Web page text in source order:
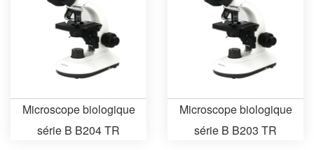
Microscope biologique
série B B204 TR
Microscope biologique
série B B203 TR